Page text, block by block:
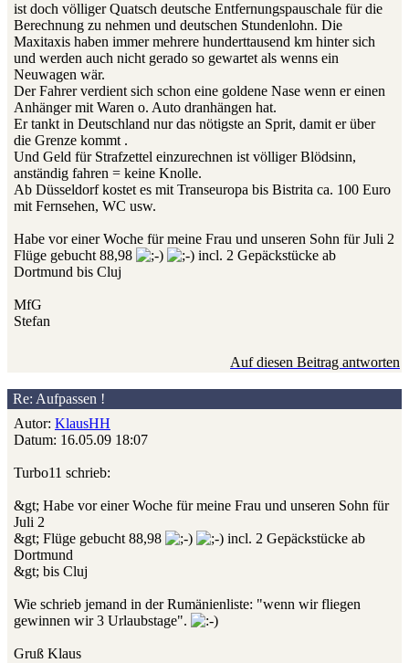
ist doch völliger Quatsch deutsche Entfernungspauschale für die
Berechnung zu nehmen und deutschen Stundenlohn. Die
Maxitaxis haben immer mehrere hunderttausend km hinter sich
und werden auch nicht gerado so gewartet als wenns ein
Neuwagen wär.
Der Fahrer verdient sich schon eine goldene Nase wenn er einen
Anhänger mit Waren o. Auto dranhängen hat.
Er tankt in Deutschland nur das nötigste an Sprit, damit er über
die Grenze kommt .
Und Geld für Strafzettel einzurechnen ist völliger Blödsinn,
anständig fahren = keine Knolle.
Ab Düsseldorf kostet es mit Transeuropa bis Bistrita ca. 100 Euro
mit Fernsehen, WC usw.
Habe vor einer Woche für meine Frau und unseren Sohn für Juli 2
Flüge gebucht 88,98
incl. 2 Gepäckstücke ab
Dortmund bis Cluj
MfG
Stefan
Auf diesen Beitrag antworten
Re: Aufpassen !
Autor: KlausHH
Datum: 16.05.09 18:07
Turbo11 schrieb:
&gt; Habe vor einer Woche für meine Frau und unseren Sohn für
Juli 2
&gt; Flüge gebucht 88,98
incl. 2 Gepäckstücke ab
Dortmund
&gt; bis Cluj
Wie schrieb jemand in der Rumänienliste: "wenn wir fliegen
gewinnen wir 3 Urlaubstage".
Gruß Klaus